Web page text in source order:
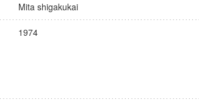
Mita shigakukai
1974